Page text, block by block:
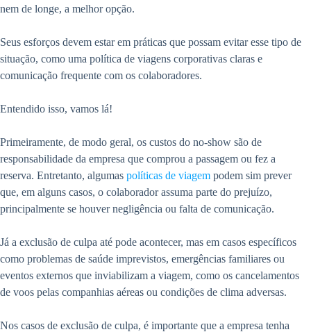
nem de longe, a melhor opção.
Seus esforços devem estar em práticas que possam evitar esse tipo de
situação, como uma política de viagens corporativas claras e
comunicação frequente com os colaboradores.
Entendido isso, vamos lá!
Primeiramente, de modo geral, os custos do no-show são de
responsabilidade da empresa que comprou a passagem ou fez a
reserva. Entretanto, algumas políticas de viagem podem sim prever
que, em alguns casos, o colaborador assuma parte do prejuízo,
principalmente se houver negligência ou falta de comunicação.
Já a exclusão de culpa até pode acontecer, mas em casos específicos
como problemas de saúde imprevistos, emergências familiares ou
eventos externos que inviabilizam a viagem, como os cancelamentos
de voos pelas companhias aéreas ou condições de clima adversas.
Nos casos de exclusão de culpa, é importante que a empresa tenha